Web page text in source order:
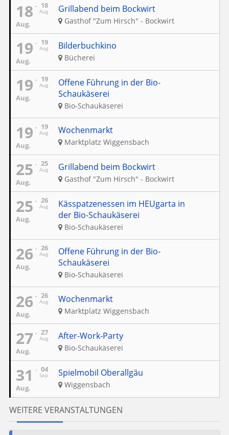
18
Aug
18
Aug.
Grillabend beim Bockwirt
Gasthof "Zum Hirsch" - Bockwirt
19
Aug
19
Aug.
Bilderbuchkino
Bücherei
19
Aug
19
Aug.
Offene Führung in der Bio-
Schaukäserei
Bio-Schaukäserei
19
Aug
19
Aug.
Wochenmarkt
Marktplatz Wiggensbach
25
Aug
25
Aug.
Grillabend beim Bockwirt
Gasthof "Zum Hirsch" - Bockwirt
26
Aug
25
Aug.
Kässpatzenessen im HEUgarta in
der Bio-Schaukäserei
Bio-Schaukäserei
26
Aug
26
Aug.
Offene Führung in der Bio-
Schaukäserei
Bio-Schaukäserei
26
Aug
26
Aug.
Wochenmarkt
Marktplatz Wiggensbach
27
Aug
27
Aug.
After-Work-Party
Bio-Schaukäserei
04
Sep
31
Aug.
Spielmobil Oberallgäu
Wiggensbach
WEITERE VERANSTALTUNGEN